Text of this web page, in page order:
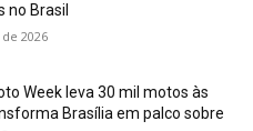
no Brasil
2026
Week leva 30 mil motos às
Brasília em palco sobre